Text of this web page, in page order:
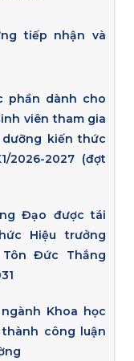
tiếp nhận và
phần dành cho
viên tham gia
kiến thức
2026-2027 (đợt
Đạo được tái
Hiệu trưởng
Đức Thắng
Khoa học
công luận